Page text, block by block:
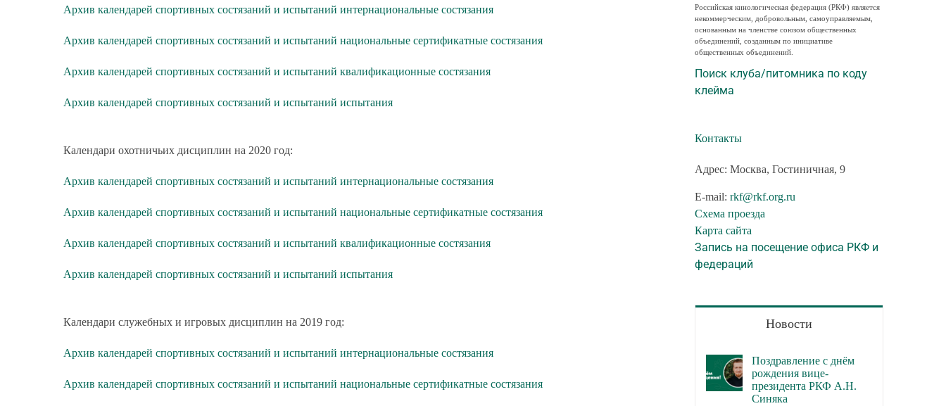
Архив календарей спортивных состязаний и испытаний интернациональные состязания
Архив календарей спортивных состязаний и испытаний национальные сертификатные состязания
Архив календарей спортивных состязаний и испытаний квалификационные состязания
Архив календарей спортивных состязаний и испытаний испытания
Календари охотничьих дисциплин на 2020 год:
Архив календарей спортивных состязаний и испытаний интернациональные состязания
Архив календарей спортивных состязаний и испытаний национальные сертификатные состязания
Архив календарей спортивных состязаний и испытаний квалификационные состязания
Архив календарей спортивных состязаний и испытаний испытания
Календари служебных и игровых дисциплин на 2019 год:
Архив календарей спортивных состязаний и испытаний интернациональные состязания
Архив календарей спортивных состязаний и испытаний национальные сертификатные состязания
Российская кинологическая федерация (РКФ) является
некоммерческим, добровольным, самоуправляемым,
основанным на членстве союзом общественных
объединений, созданным по инициативе
общественных объединений.
Поиск клуба/питомника по коду
клейма
Контакты
Адрес: Москва, Гостиничная, 9
E-mail: rkf@rkf.org.ru
Схема проезда
Карта сайта
Запись на посещение офиса РКФ и
федераций
Новости
Поздравление с днём
рождения вице-
президента РКФ А.Н.
Синяка